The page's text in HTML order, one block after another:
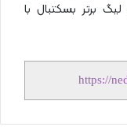
برتر بسکتبال با
https://